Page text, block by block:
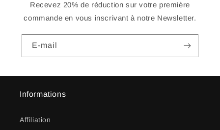
Recevez 20% de réduction sur votre première
commande en vous inscrivant à notre Newsletter.
E-mail
Informations
Affiliation